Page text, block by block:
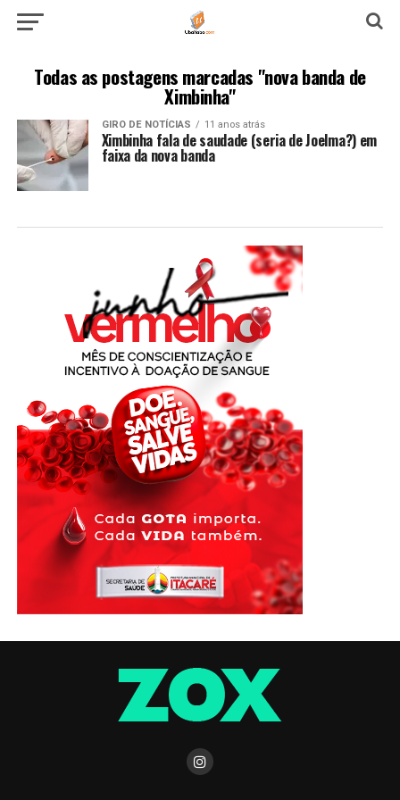
Todas as postagens marcadas "nova banda de
Ximbinha"
GIRO DE NOTÍCIAS 11 anos atrás
Ximbinha fala de saudade (seria de Joelma?) em
faixa da nova banda